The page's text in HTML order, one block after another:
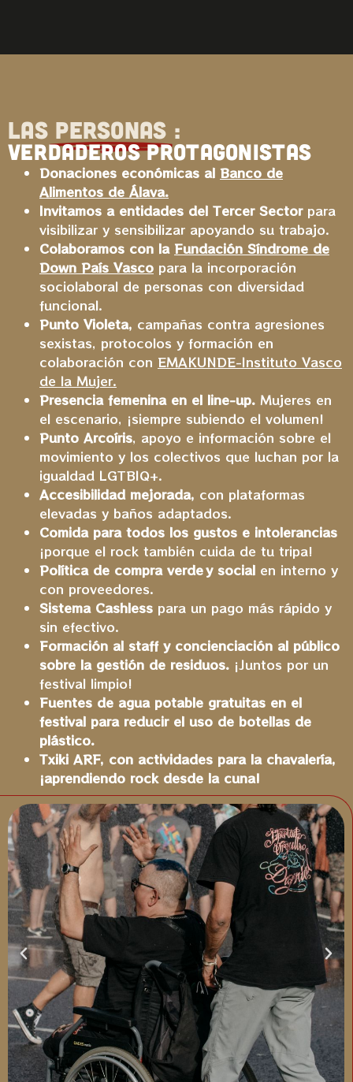
LAS PERSONAS :
VERDADEROS PROTAGONISTAS
Donaciones económicas al Banco de
Alimentos de Álava.
Invitamos a entidades del Tercer Sectorpara
visibilizar y sensibilizar apoyando su trabajo.
Colaboramos con la Fundación Síndrome de
Down País Vasco para la incorporación
sociolaboral de personas con diversidad
funcional.
Punto Violeta, campañas contra agresiones
sexistas, protocolos y formación en
colaboración con EMAKUNDE-Instituto Vasco
de la Mujer.
Presencia femenina en el line-up. Mujeres en
el escenario, ¡siempre subiendo el volumen!
Punto Arcoíris, apoyo e información sobre el
movimiento y los colectivos que luchan por la
igualdad LGTBIQ+.
Accesibilidad mejorada, con plataformas
elevadas y baños adaptados.
Comida para todos los gustos e intolerancias
¡porque el rock también cuida de tu tripa!
Política de compra verde y social en interno y
con proveedores.
Sistema Cashless para un pago más rápido y
sin efectivo.
Formación al staff y concienciación al público
sobre la gestión de residuos. ¡Juntos por un
festival limpio!
Fuentes de agua potable gratuitas en el
festival para reducir el uso de botellas de
plástico.
Txiki ARF, con actividades para la chavalería,
¡aprendiendo rock desde la cuna!